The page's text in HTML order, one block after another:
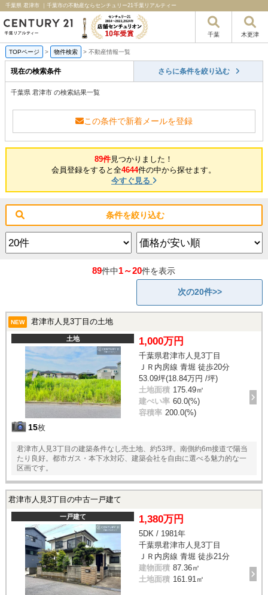
千葉県 君津市 ｜千葉市の不動産ならセンチュリー21千葉リアルティー
千葉 木更津
TOPページ > 物件検索 > 不動産情報一覧
現在の検索条件 さらに条件を絞り込む
千葉県 君津市 の検索結果一覧
この条件で新着メールを登録
89件見つかりました！
会員登録をすると全4644件の中から探せます。
今すぐ見る
条件を絞り込む
89件中1～20件を表示
次の20件>>
NEW 君津市人見3丁目の土地
土地
15枚
1,000万円
千葉県君津市人見3丁目
ＪＲ内房線 青堀 徒歩20分
53.09坪(18.84万円 /坪)
土地面積 175.49㎡
建ぺい率 60.0(%)
容積率 200.0(%)
君津市人見3丁目の建築条件なし売土地、約53坪。南側約6m接道で陽当
たり良好。都市ガス・本下水対応、建築会社を自由に選べる魅力的な一
区画です。
君津市人見3丁目の中古一戸建て
一戸建て 1,380万円
5DK / 1981年
千葉県君津市人見3丁目
ＪＲ内房線 青堀 徒歩21分
建物面積 87.36㎡
土地面積 161.91㎡